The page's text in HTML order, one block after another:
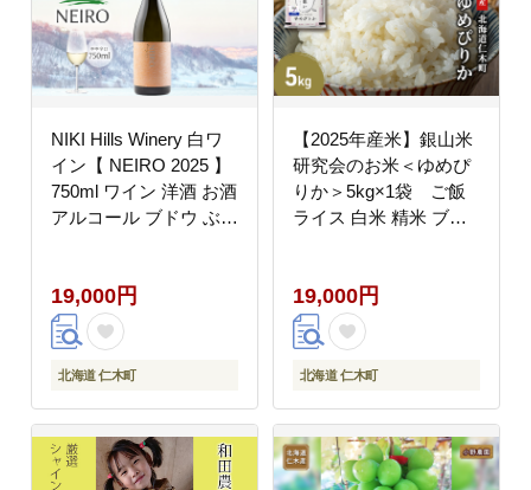
NIKI Hills Winery 白ワ
イン【 NEIRO 2025 】
750ml ワイン 洋酒 お酒
アルコール ブドウ ぶど
19,000円
北海道 仁木町
【2025年産米】銀山米
研究会のお米＜ゆめぴ
りか＞5kg×1袋 ご飯
ライス 白米 精米 ブラ
時短 朝ごはん 夜ごはん
昼ごはん [株式会社 松
原米穀]
19,000円
北海道 仁木町